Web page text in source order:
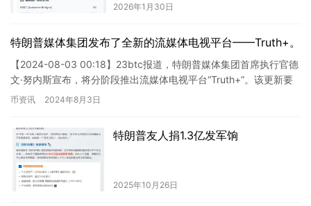
2026年1月30日
特朗普媒体集团发布了全新的流媒体电视平台——Truth+。
【2024-08-03 00:18】23btc报道，特朗普媒体集团首席执行官德
文·努内斯宣布，将分阶段推出流媒体电视平台“Truth+”。该更新要
求iOS用户更新应用程序，而And…
币资讯 2024年8月3日
特朗普友人捐1.3亿发军饷
2025年10月26日